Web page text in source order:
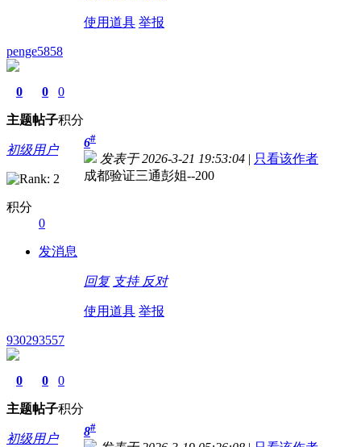
使用道具 举报
penge5858
0
主题
0
帖子
0
积分
初级用户
积分
0
发消息
6#
发表于 2026-3-21 19:53:04 | 只看该作者
成都验证三通彭姐--200
回复 支持 反对
使用道具 举报
930293557
0
主题
0
帖子
0
积分
初级用户
8#